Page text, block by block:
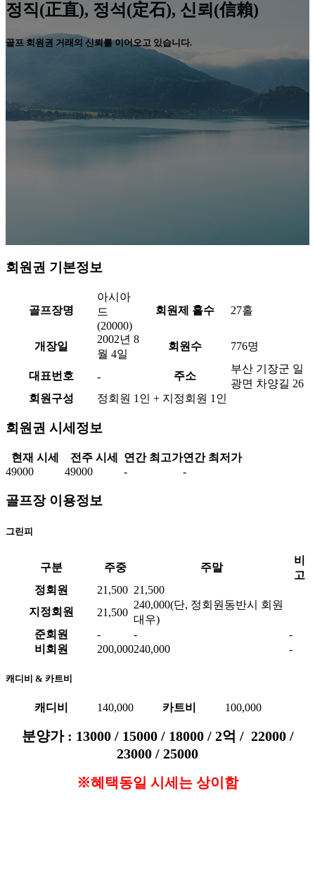
정직(正直), 정석(定石), 신뢰(信賴)
골프 회원권 거래의 신뢰를 이어오고 있습니다.
회원권 기본정보
골프장명
아시아
드
(20000)
회원제 홀수 27홀
개장일
2002년 8
월 4일
회원수 776명
대표번호 - 주소
부산 기장군 일
광면 차양길 26
회원구성
정회원 1인 + 지정회원 1인
회원권 시세정보
현재 시세 전주 시세 연간 최고가연간 최저가
49000
49000 - -
골프장 이용정보
그린피
구분 주중 주말
비
고
정회원
21,500 21,500
지정회원
21,500
240,000(단, 정회원동반시 회원
대우)
준회원
- -
-
비회원
200,000240,000 -
캐디비 & 카트비
캐디비 140,000 카트비 100,000
분양가 : 13000 / 15000 / 18000 / 2억 / 22000 /
23000 / 25000
※혜택동일 시세는 상이함